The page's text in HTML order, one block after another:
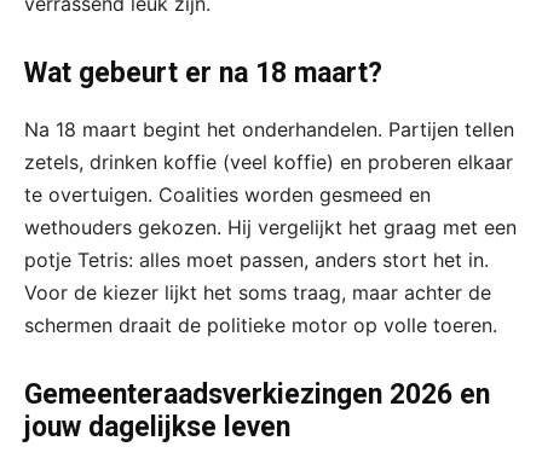
Wat gebeurt er na 18 maart?
Na 18 maart begint het onderhandelen. Partijen tellen
zetels, drinken koffie (veel koffie) en proberen elkaar
te overtuigen. Coalities worden gesmeed en
wethouders gekozen. Hij vergelijkt het graag met een
potje Tetris: alles moet passen, anders stort het in.
Voor de kiezer lijkt het soms traag, maar achter de
schermen draait de politieke motor op volle toeren.
Gemeenteraadsverkiezingen 2026 en
jouw dagelijkse leven